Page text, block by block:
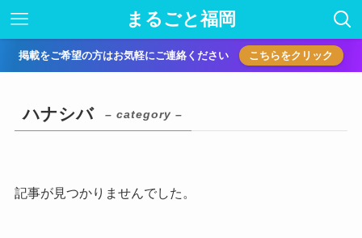
まるごと福岡
掲載をご希望の方はお気軽にご連絡ください こちらをクリック
ハナシバ – category –
記事が見つかりませんでした。